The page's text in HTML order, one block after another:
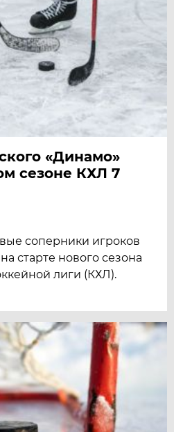
«Динамо»
сезоне КХЛ 7
соперники игроков
старте нового сезона
лиги (КХЛ).